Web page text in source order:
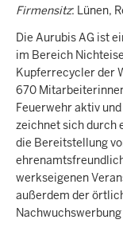
Firmensitz: Lünen,
Die Aurubis AG ist
im Bereich
Kupferrecycler der
670
Feuerwehr aktiv
zeichnet sich durch
die Bereitstellung
werkseigenen
außerdem der